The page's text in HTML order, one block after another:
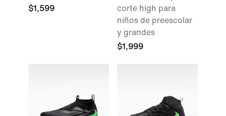
$1,599
corte high para
niños de preescolar
y grandes
$1,999